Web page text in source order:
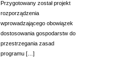
Przygotowany został projekt
rozporządzenia
wprowadzającego obowiązek
dostosowania gospodarstw do
przestrzegania zasad
programu […]